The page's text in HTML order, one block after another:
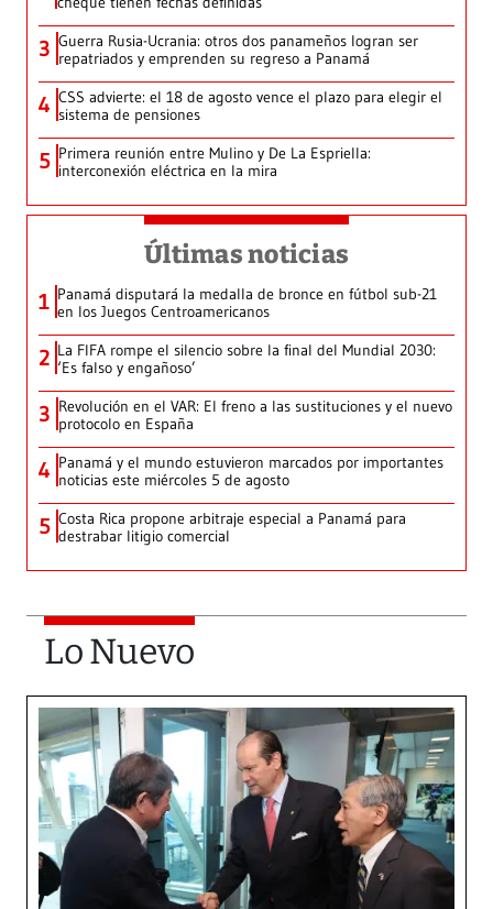
3 Guerra Rusia-Ucrania: otros dos panameños logran ser
repatriados y emprenden su regreso a Panamá
4 CSS advierte: el 18 de agosto vence el plazo para elegir el
sistema de pensiones
5 Primera reunión entre Mulino y De La Espriella:
interconexión eléctrica en la mira
Últimas noticias
1 Panamá disputará la medalla de bronce en fútbol sub-21
en los Juegos Centroamericanos
2 La FIFA rompe el silencio sobre la final del Mundial 2030:
‘Es falso y engañoso’
3 Revolución en el VAR: El freno a las sustituciones y el nuevo
protocolo en España
4 Panamá y el mundo estuvieron marcados por importantes
noticias este miércoles 5 de agosto
5 Costa Rica propone arbitraje especial a Panamá para
destrabar litigio comercial
Lo Nuevo